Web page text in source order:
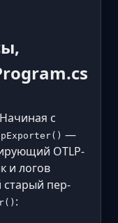
с
—
OTLP-
и логов
пер-
: